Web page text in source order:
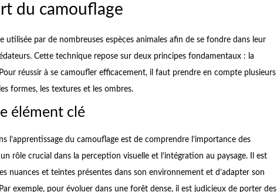
du camouflage
utilisée par de nombreuses espèces animales afin de se fondre dans leur
Cette technique repose sur deux principes fondamentaux : la
réussir à se camoufler efficacement, il faut prendre en compte plusieurs
formes, les textures et les ombres.
élément clé
l’apprentissage du camouflage est de comprendre l’importance des
rôle crucial dans la perception visuelle et l’intégration au paysage. Il est
nuances et teintes présentes dans son environnement et d’adapter son
exemple, pour évoluer dans une forêt dense, il est judicieux de porter des